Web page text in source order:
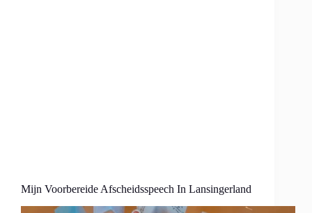
Mijn Voorbereide Afscheidsspeech In Lansingerland